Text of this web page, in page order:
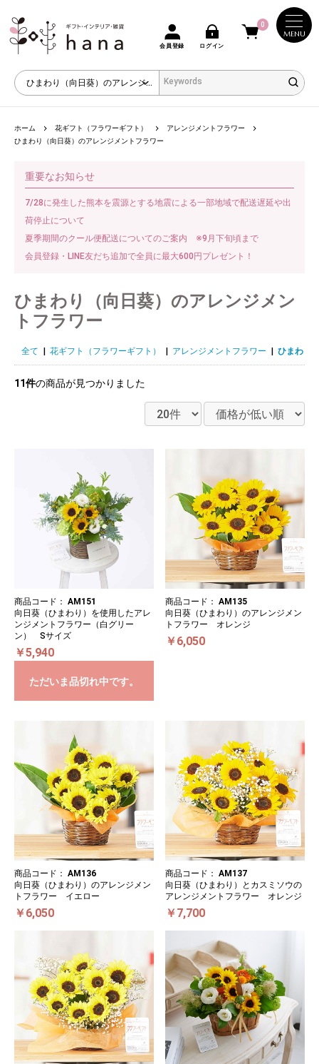
MENU
会員登録 ログイン
0
ホーム 花ギフト（フラワーギフト）
アレンジメントフラワー
ひまわり（向日葵）のアレンジメントフラワー
重要なお知らせ
7/28に発生した熊本を震源とする地震による一部地域で配送遅延や出
荷停止について
夏季期間のクール便配送についてのご案内 ※9月下旬頃まで
会員登録・LINE友だち追加で全員に最大600円プレゼント！
ひまわり（向日葵）のアレンジメン
トフラワー
全て 花ギフト（フラワーギフト） アレンジメントフラワー ひまわり
11件の商品が見つかりました
商品コード： AM151
向日葵（ひまわり）を使用したアレ
ンジメントフラワー（白グリー
ン） Sサイズ
￥5,940
ただいま品切れ中です。
商品コード： AM135
向日葵（ひまわり）のアレンジメン
トフラワー オレンジ
￥6,050
商品コード： AM136
向日葵（ひまわり）のアレンジメン
トフラワー イエロー
￥6,050
商品コード： AM137
向日葵（ひまわり）とカスミソウの
アレンジメントフラワー オレンジ
￥7,700